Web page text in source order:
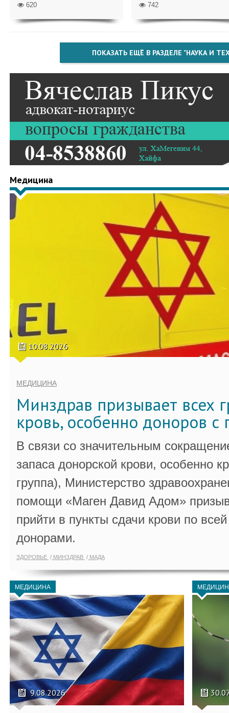
620 742
ПОКАЗАТЬ ЕЩЁ В РАЗДЕЛЕ "НАУКА И
Медицина
10.08.2026
МЕДИЦИНА
Минздрав призывает всех
кровь, особенно доноров с
В связи со значительным
запаса донорской крови, особенно
группа), Министерство
помощи «Маген Давид Адом»
прийти в пункты сдачи крови по
донорами.
ЗДОРОВЬЕ МИНЗДРАВ МАДА
МЕДИЦИНА
9.08.2026